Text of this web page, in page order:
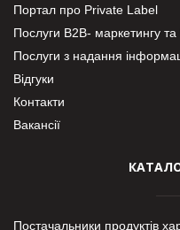
Портал про Private Label
Послуги В2В- маркетингу та
Послуги з надання
Відгуки
Контакти
Вакансії
Постачальники продуктів